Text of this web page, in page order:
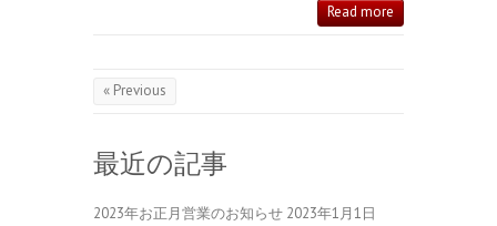
Read more
« Previous
最近の記事
2023年お正月営業のお知らせ 2023年1月1日